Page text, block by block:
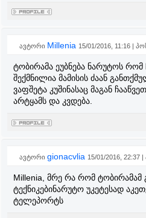
ავტორი Millenia 15/01/2016, 11:16 |
ტობირამა ეუბნება ნარუტოს
შექმნილია მამისის ძაან
ვაფშეტა კუშინასაც მაგან
არტყამს და კვდება.
ავტორი gionacvlia 15/01/2016, 22:37
Millenia, მრე რა რომ ტობირამამ
ტექნიკებინარუტო უკეტესად
ტელეპორტს